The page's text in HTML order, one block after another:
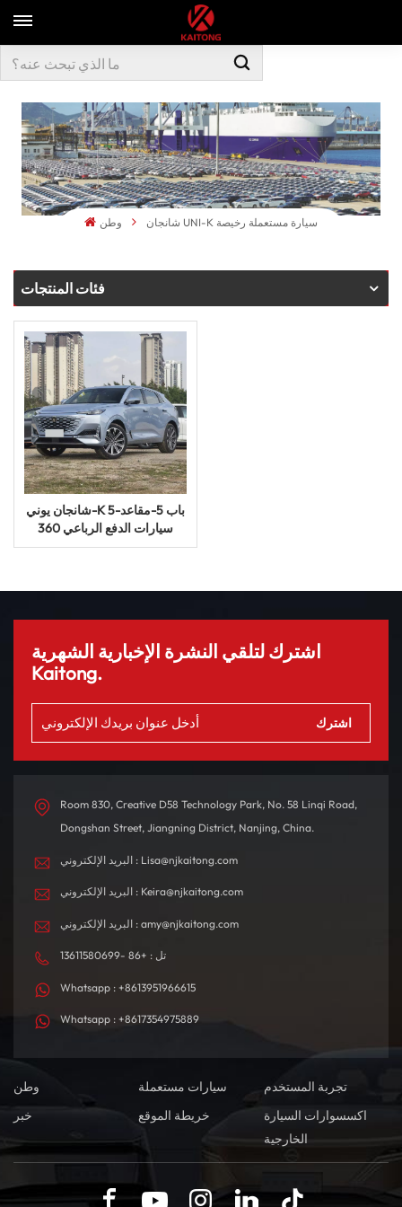
وطن شانجان UNI-K سيارة مستعملة رخيصة
فئات المنتجات
شانجان يوني-K 5-باب 5-مقاعد
سيارات الدفع الرباعي 360
درجة عرض بانورامي سيارة
اشترك لتلقي النشرة الإخبارية الشهرية
Kaitong.
Room 830, Creative D58 Technology Park, No. 58 Linqi Road,
Dongshan Street, Jiangning District, Nanjing, China.
البريد الإلكتروني : Lisa@njkaitong.com
البريد الإلكتروني : Keira@njkaitong.com
البريد الإلكتروني : amy@njkaitong.com
تل : +86 -13611580699
Whatsapp : +8613951966615
Whatsapp : +8617354975889
وطن سيارات مستعملة
تجربة المستخدم
خبر
خريطة الموقع
اكسسوارات السيارة
الخارجية